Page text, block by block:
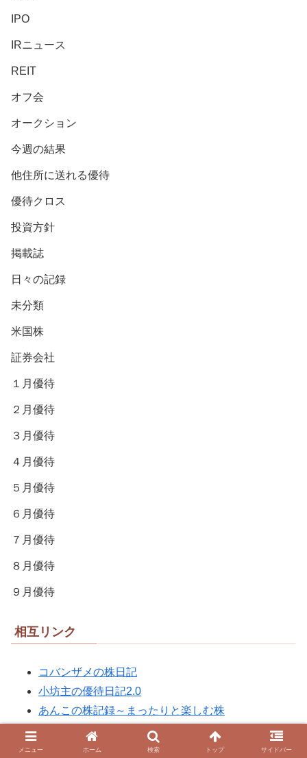
IPO
IRニュース
REIT
オフ会
オークション
今週の結果
他住所に送れる優待
優待クロス
投資方針
掲載誌
日々の記録
未分類
米国株
証券会社
１月優待
２月優待
３月優待
４月優待
５月優待
６月優待
７月優待
８月優待
９月優待
相互リンク
コバンザメの株日記
小坊主の優待日記2.0
あんこの株記録～まったりと楽しむ株
豊かな日々をおくる
あくびの夢への道のり～おいしくお得に楽しく暮ら
メニュー ホーム 検索 トップ サイドバー